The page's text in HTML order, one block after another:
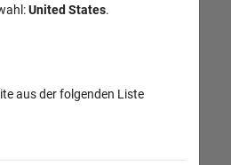
United States.
aus der folgenden Liste